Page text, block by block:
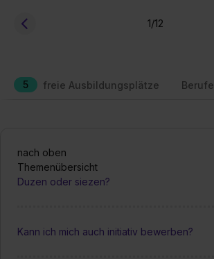
1/12
5 freie Ausbildungsplätze Berufe
nach oben
Themenübersicht
Duzen oder siezen?
Kann ich mich auch initiativ bewerben?